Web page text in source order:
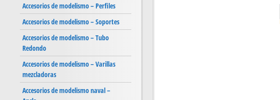
Accesorios de modelismo – Perfiles
Accesorios de modelismo – Soportes
Accesorios de modelismo – Tubo
Redondo
Accesorios de modelismo – Varillas
mezcladoras
Accesorios de modelismo naval –